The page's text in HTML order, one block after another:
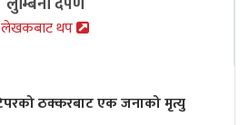
लेखकबाट थप
ठक्करबाट एक जनाको मृत्यु